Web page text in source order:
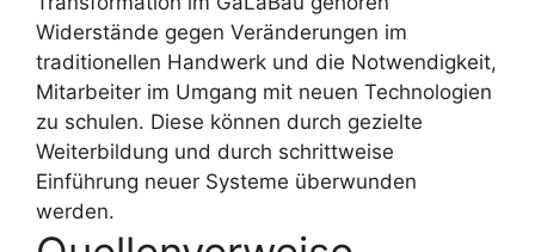
Widerstände gegen Veränderungen im
traditionellen Handwerk und die Notwendigkeit,
Mitarbeiter im Umgang mit neuen Technologien
zu schulen. Diese können durch gezielte
Weiterbildung und durch schrittweise
Einführung neuer Systeme überwunden
werden.